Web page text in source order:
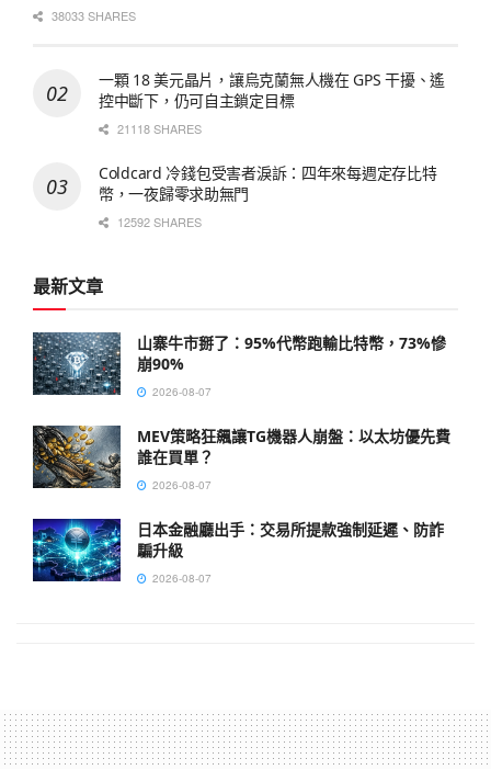
38033 SHARES
一顆 18 美元晶片，讓烏克蘭無人機在 GPS 干擾、遙
控中斷下，仍可自主鎖定目標
21118 SHARES
Coldcard 冷錢包受害者淚訴：四年來每週定存比特
幣，一夜歸零求助無門
12592 SHARES
最新文章
山寨牛市掰了：95%代幣跑輸比特幣，73%慘
崩90%
2026-08-07
MEV策略狂飆讓TG機器人崩盤：以太坊優先費
誰在買單？
2026-08-07
日本金融廳出手：交易所提款強制延遲、防詐
騙升級
2026-08-07